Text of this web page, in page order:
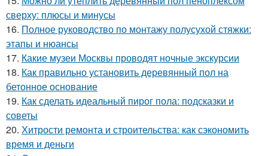
сверху: плюсы и минусы
16. Полное руководство по монтажу полусухой стяжки:
этапы и нюансы
17. Какие музеи Москвы проводят ночные экскурсии
18. Как правильно установить деревянный пол на
бетонное основание
19. Как сделать идеальный пирог пола: подсказки и
советы
20. Хитрости ремонта и строительства: как сэкономить
время и деньги